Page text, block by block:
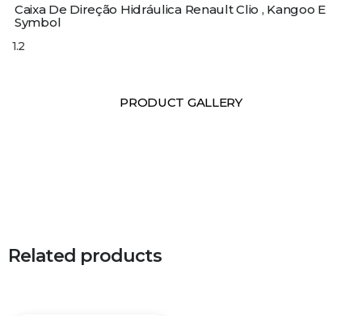
Caixa De Direção Hidráulica Renault Clio , Kangoo E
Symbol
PRODUCT GALLERY
Related products